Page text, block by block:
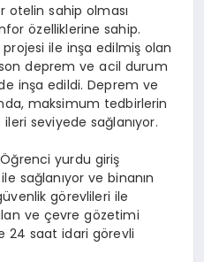
otelin sahip olması
özelliklerine sahip.
projesi ile inşa edilmiş olan
deprem ve acil durum
inşa edildi. Deprem ve
maksimum tedbirlerin
seviyede sağlanıyor.
yurdu giriş
sağlanıyor ve binanın
görevlileri ile
ve çevre gözetimi
24 saat idari görevli